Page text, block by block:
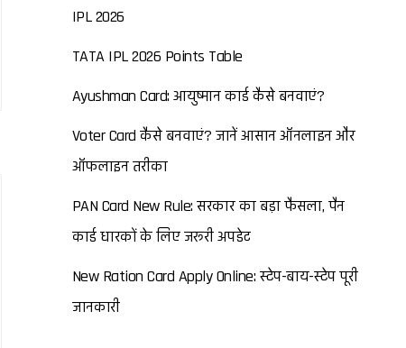
IPL 2026
TATA IPL 2026 Points Table
Ayushman Card: आयुष्मान कार्ड कैसे बनवाएं?
Voter Card कैसे बनवाएं? जानें आसान ऑनलाइन और
ऑफलाइन तरीका
PAN Card New Rule: सरकार का बड़ा फैसला, पैन
कार्ड धारकों के लिए जरूरी अपडेट
New Ration Card Apply Online: स्टेप-बाय-स्टेप पूरी
जानकारी